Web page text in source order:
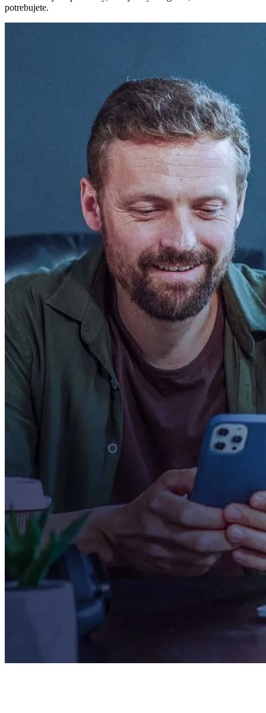
potrebujete.